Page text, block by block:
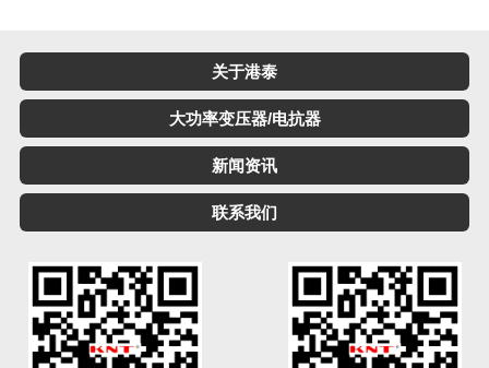
关于港泰
大功率变压器/电抗器
新闻资讯
联系我们